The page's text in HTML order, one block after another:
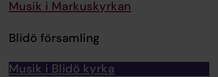
Musik i Markuskyrkan
Blidö församling
Musik i Blidö kyrka